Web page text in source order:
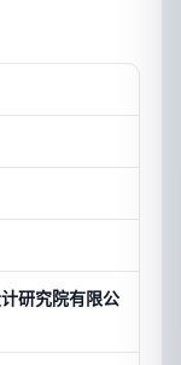
研究院有限公